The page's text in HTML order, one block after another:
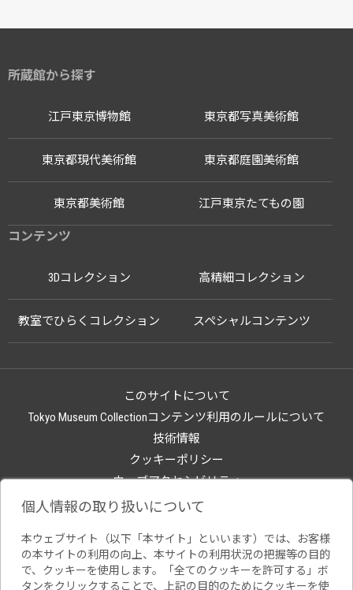
所蔵館から探す
江戸東京博物館
江戸東京たてもの園
東京都写真美術館
東京都現代美術館 東京都庭園美術館
東京都美術館
コンテンツ
3Dコレクション 高精細コレクション
教室でひらくコレクション スペシャルコンテンツ
このサイトについて
Tokyo Museum Collectionコンテンツ利用のルールについて
技術情報
クッキーポリシー
ウェブアクセシビリティ
関連サイト
個人情報の取り扱いについて
本ウェブサイト（以下「本サイト」といいます）では、お客様
の本サイトの利用の向上、本サイトの利用状況の把握等の目的
で、クッキーを使用します。「全てのクッキーを許可する」ボ
タンをクリックすることで、上記の目的のためにクッキーを使